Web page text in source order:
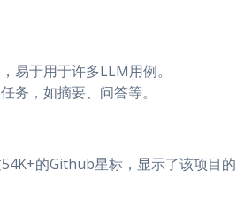
易于用于许多LLM用例。
务，如摘要、问答等。
的Github星标，显示了该项目的